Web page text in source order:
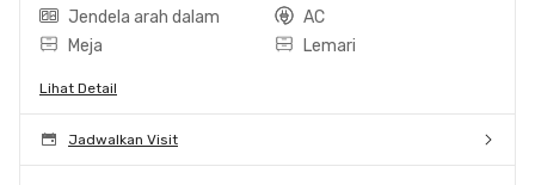
Jendela arah dalam
AC
Meja
Lemari
Lihat Detail
Jadwalkan Visit